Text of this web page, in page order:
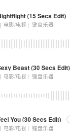
(15 Secs Edit)
电影/电视 | 键盘乐器
Beast (30 Secs Edit)
电影/电视 | 键盘乐器
You (30 Secs Edit)
电影/电视 | 键盘乐器